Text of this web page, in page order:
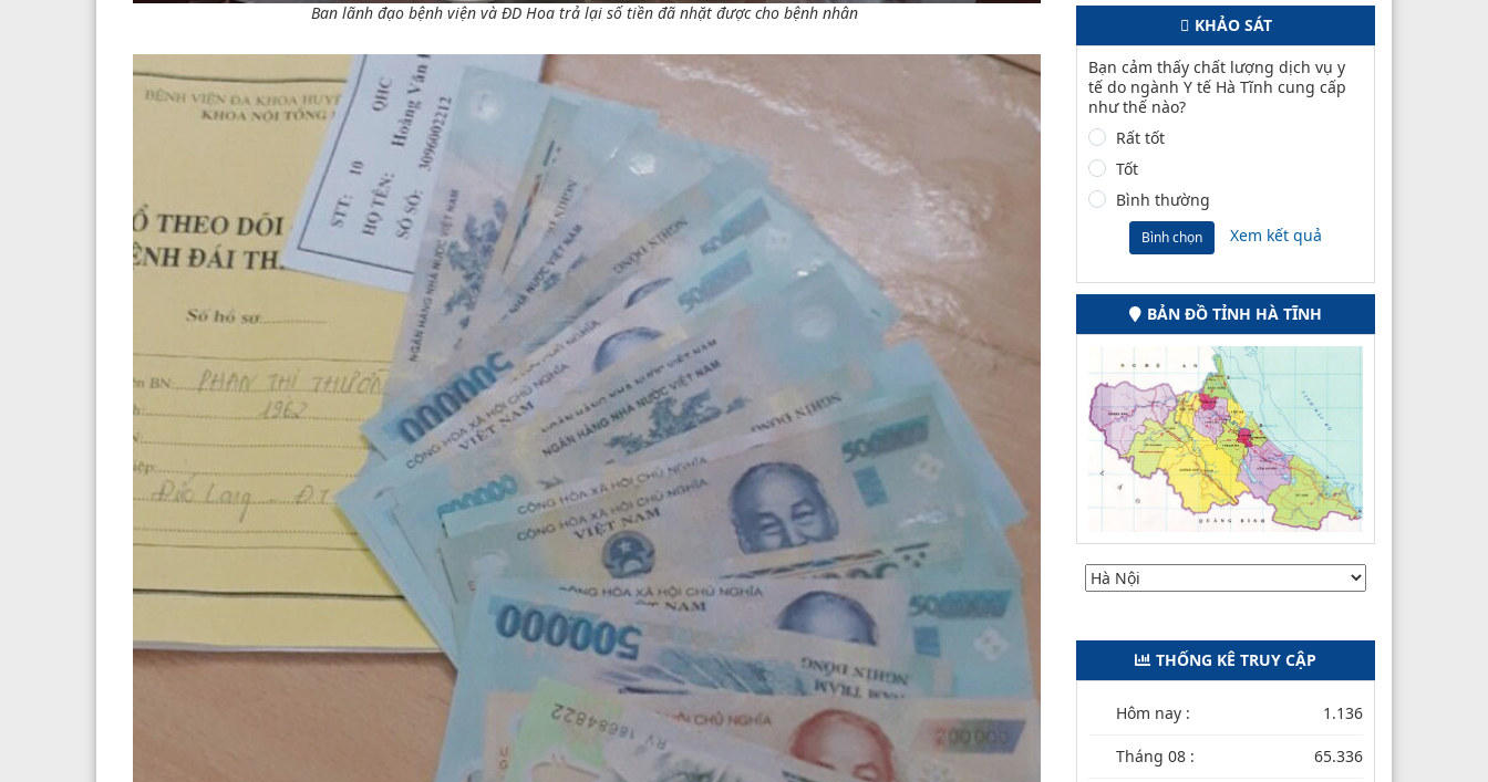
Ban lãnh đạo bệnh viện và ĐD Hoa trả lại số tiền đã nhặt được cho bệnh nhân
KHẢO SÁT
Bạn cảm thấy chất lượng dịch vụ y
tế do ngành Y tế Hà Tĩnh cung cấp
như thế nào?
Rất tốt
Tốt
Bình thường
Bình chọn Xem kết quả
BẢN ĐỒ TỈNH HÀ TĨNH
THỐNG KÊ TRUY CẬP
Hôm nay : 1.136
Tháng 08 : 65.336